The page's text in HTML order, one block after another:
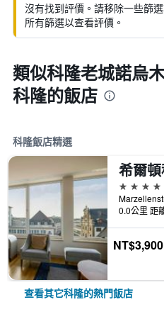
沒有找到評價。請移除一些篩
所有篩選以查看評價。
類似科隆老城諾烏
科隆的飯店
科隆飯店精選
5星級
0.0公里 距
NT$3,900
查看其它科隆的熱門飯店